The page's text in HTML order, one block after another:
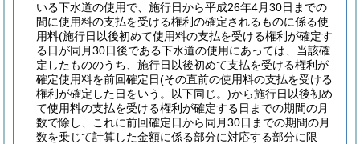
いる下水道の使用で、施行日から平成26年4月30日までの
間に使用料の支払を受ける権利の確定されるものに係る使
用料(施行日以後初めて使用料の支払を受ける権利が確定す
る日が同月30日後である下水道の使用にあっては、当該確
定したもののうち、施行日以後初めて支払を受ける権利が
確定使用料を前回確定日(その直前の使用料の支払を受ける
権利が確定した日をいう。以下同じ。)から施行日以後初め
て使用料の支払を受ける権利が確定する日までの期間の月
数で除し、これに前回確定日から同月30日までの期間の月
数を乗じて計算した金額に係る部分に対応する部分に限